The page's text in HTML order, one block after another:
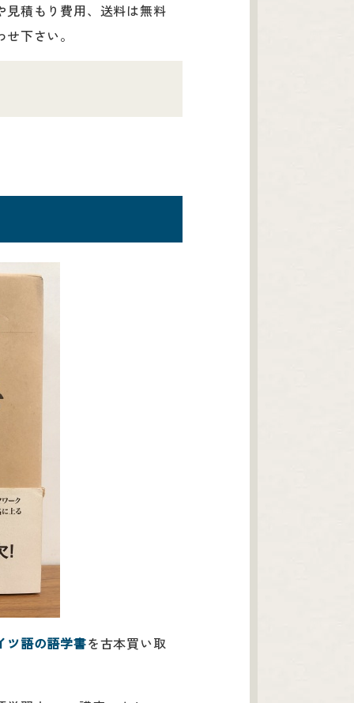
積もり費用、送料は無料
下さい。
ツ語の語学書を古本買い取